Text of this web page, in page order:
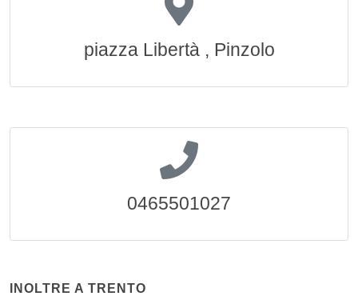
piazza Libertà , Pinzolo
0465501027
INOLTRE A TRENTO